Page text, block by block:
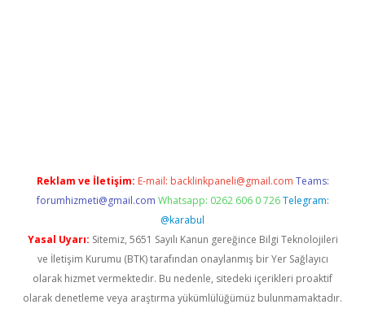
Reklam ve İletişim: E-mail: backlinkpaneli@gmail.com Teams:
forumhizmeti@gmail.com Whatsapp: 0262 606 0 726 Telegram:
@karabul
Yasal Uyarı: Sitemiz, 5651 Sayılı Kanun gereğince Bilgi Teknolojileri
ve İletişim Kurumu (BTK) tarafından onaylanmış bir Yer Sağlayıcı
olarak hizmet vermektedir. Bu nedenle, sitedeki içerikleri proaktif
olarak denetleme veya araştırma yükümlülüğümüz bulunmamaktadır.